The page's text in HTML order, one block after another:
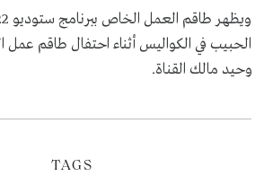
ويظهر
الحبيب في الكواليس أثناء احتفال طاقم عمل
وحيد مالك القناة.
TAGS